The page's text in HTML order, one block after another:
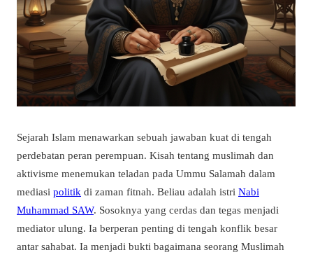
Sejarah Islam menawarkan sebuah jawaban kuat di tengah
perdebatan peran perempuan. Kisah tentang muslimah dan
aktivisme menemukan teladan pada Ummu Salamah dalam
mediasi politik di zaman fitnah. Beliau adalah istri Nabi
Muhammad SAW. Sosoknya yang cerdas dan tegas menjadi
mediator ulung. Ia berperan penting di tengah konflik besar
antar sahabat. Ia menjadi bukti bagaimana seorang Muslimah